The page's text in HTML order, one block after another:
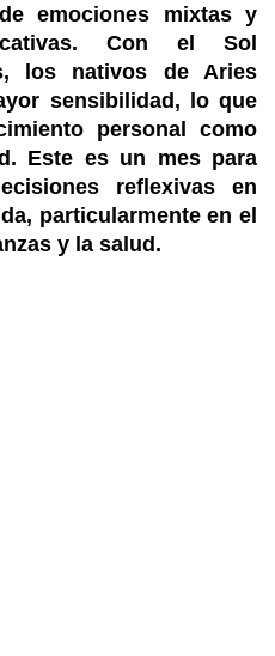
emociones mixtas y
Con el Sol
los nativos de Aries
sensibilidad, lo que
personal como
Este es un mes para
reflexivas en
particularmente en el
y la salud.